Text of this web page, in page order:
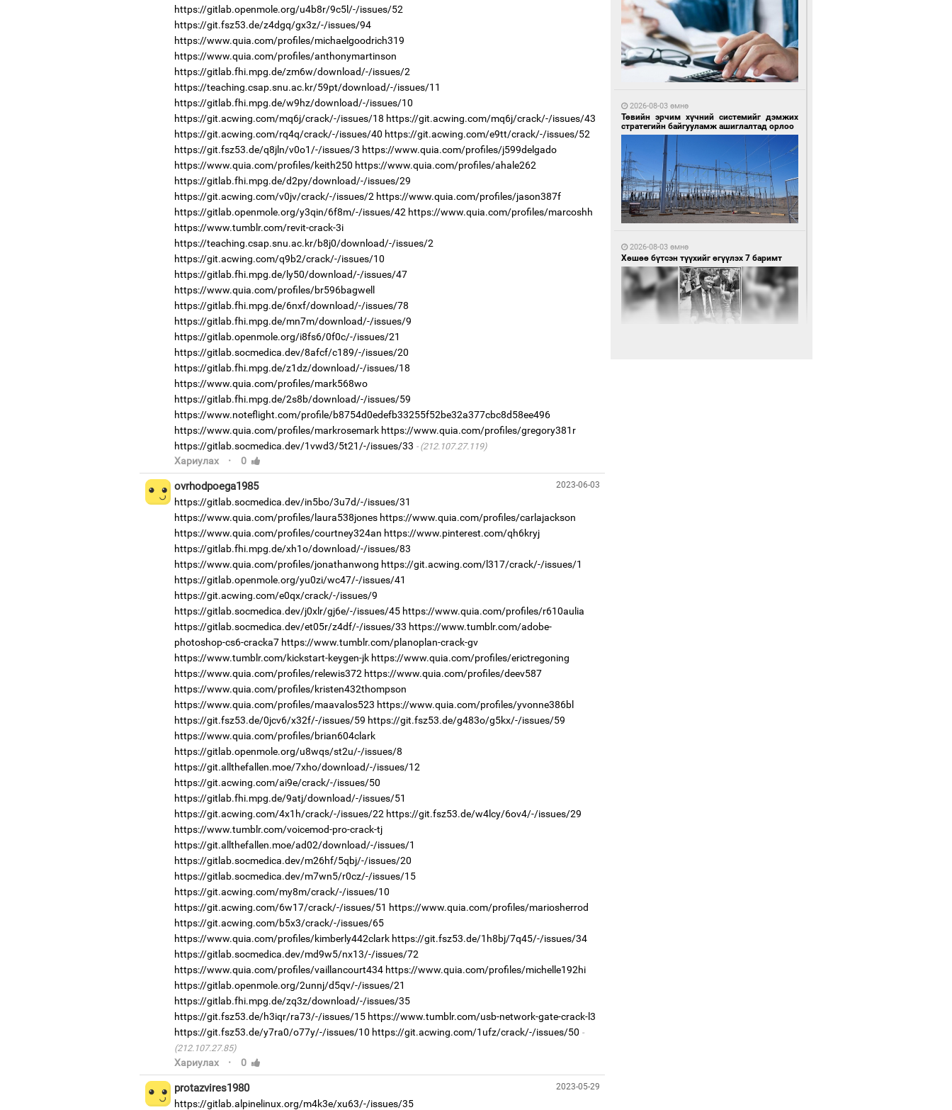
https://gitlab.openmole.org/u4b8r/9c5l/-/issues/52
https://git.fsz53.de/z4dgq/gx3z/-/issues/94
https://www.quia.com/profiles/michaelgoodrich319
https://www.quia.com/profiles/anthonymartinson
https://gitlab.fhi.mpg.de/zm6w/download/-/issues/2
https://teaching.csap.snu.ac.kr/59pt/download/-/issues/11
https://gitlab.fhi.mpg.de/w9hz/download/-/issues/10
https://git.acwing.com/mq6j/crack/-/issues/18 https://git.acwing.com/mq6j/crack/-/issues/43
https://git.acwing.com/rq4q/crack/-/issues/40 https://git.acwing.com/e9tt/crack/-/issues/52
https://git.fsz53.de/q8jln/v0o1/-/issues/3 https://www.quia.com/profiles/j599delgado
https://www.quia.com/profiles/keith250 https://www.quia.com/profiles/ahale262
https://gitlab.fhi.mpg.de/d2py/download/-/issues/29
https://git.acwing.com/v0jv/crack/-/issues/2 https://www.quia.com/profiles/jason387f
https://gitlab.openmole.org/y3qin/6f8m/-/issues/42 https://www.quia.com/profiles/marcoshh
https://www.tumblr.com/revit-crack-3i
https://teaching.csap.snu.ac.kr/b8j0/download/-/issues/2
https://git.acwing.com/q9b2/crack/-/issues/10
https://gitlab.fhi.mpg.de/ly50/download/-/issues/47
https://www.quia.com/profiles/br596bagwell
https://gitlab.fhi.mpg.de/6nxf/download/-/issues/78
https://gitlab.fhi.mpg.de/mn7m/download/-/issues/9
https://gitlab.openmole.org/i8fs6/0f0c/-/issues/21
https://gitlab.socmedica.dev/8afcf/c189/-/issues/20
https://gitlab.fhi.mpg.de/z1dz/download/-/issues/18
https://www.quia.com/profiles/mark568wo
https://gitlab.fhi.mpg.de/2s8b/download/-/issues/59
https://www.noteflight.com/profile/b8754d0edefb33255f52be32a377cbc8d58ee496
https://www.quia.com/profiles/markrosemark https://www.quia.com/profiles/gregory381r
https://gitlab.socmedica.dev/1vwd3/5t21/-/issues/33
(212.107.27.119)
Хариулах · 0
2023-06-03
ovrhodpoega1985
https://gitlab.socmedica.dev/in5bo/3u7d/-/issues/31
https://www.quia.com/profiles/laura538jones https://www.quia.com/profiles/carlajackson
https://www.quia.com/profiles/courtney324an https://www.pinterest.com/qh6kryj
https://gitlab.fhi.mpg.de/xh1o/download/-/issues/83
https://www.quia.com/profiles/jonathanwong https://git.acwing.com/l317/crack/-/issues/1
https://gitlab.openmole.org/yu0zi/wc47/-/issues/41
https://git.acwing.com/e0qx/crack/-/issues/9
https://gitlab.socmedica.dev/j0xlr/gj6e/-/issues/45 https://www.quia.com/profiles/r610aulia
https://gitlab.socmedica.dev/et05r/z4df/-/issues/33 https://www.tumblr.com/adobe-
photoshop-cs6-cracka7 https://www.tumblr.com/planoplan-crack-gv
https://www.tumblr.com/kickstart-keygen-jk https://www.quia.com/profiles/erictregoning
https://www.quia.com/profiles/relewis372 https://www.quia.com/profiles/deev587
https://www.quia.com/profiles/kristen432thompson
https://www.quia.com/profiles/maavalos523 https://www.quia.com/profiles/yvonne386bl
https://git.fsz53.de/0jcv6/x32f/-/issues/59 https://git.fsz53.de/g483o/g5kx/-/issues/59
https://www.quia.com/profiles/brian604clark
https://gitlab.openmole.org/u8wqs/st2u/-/issues/8
https://git.allthefallen.moe/7xho/download/-/issues/12
https://git.acwing.com/ai9e/crack/-/issues/50
https://gitlab.fhi.mpg.de/9atj/download/-/issues/51
https://git.acwing.com/4x1h/crack/-/issues/22 https://git.fsz53.de/w4lcy/6ov4/-/issues/29
https://www.tumblr.com/voicemod-pro-crack-tj
https://git.allthefallen.moe/ad02/download/-/issues/1
https://gitlab.socmedica.dev/m26hf/5qbj/-/issues/20
https://gitlab.socmedica.dev/m7wn5/r0cz/-/issues/15
https://git.acwing.com/my8m/crack/-/issues/10
https://git.acwing.com/6w17/crack/-/issues/51 https://www.quia.com/profiles/mariosherrod
https://git.acwing.com/b5x3/crack/-/issues/65
https://www.quia.com/profiles/kimberly442clark https://git.fsz53.de/1h8bj/7q45/-/issues/34
https://gitlab.socmedica.dev/md9w5/nx13/-/issues/72
https://www.quia.com/profiles/vaillancourt434 https://www.quia.com/profiles/michelle192hi
https://gitlab.openmole.org/2unnj/d5qv/-/issues/21
https://gitlab.fhi.mpg.de/zq3z/download/-/issues/35
https://git.fsz53.de/h3iqr/ra73/-/issues/15 https://www.tumblr.com/usb-network-gate-crack-l3
https://git.fsz53.de/y7ra0/o77y/-/issues/10 https://git.acwing.com/1ufz/crack/-/issues/50
(212.107.27.85)
Хариулах · 0
2023-05-29
protazvires1980
https://gitlab.alpinelinux.org/m4k3e/xu63/-/issues/35
17 цагийн өмнө өмнө
Автобензин, дизель түлшний онцгой албан
татварыг тэглэлээ
17 цагийн өмнө өмнө
Санхүүгийн хэмнэлтийн горимд эрүүл
мэндийн салбар хамаарахгүй
2026-08-03 өмнө
Төвийн эрчим хүчний системийг дэмжих
стратегийн байгууламж ашиглалтад орлоо
2026-08-03 өмнө
Хөшөө бүтсэн түүхийг өгүүлэх 7 баримт